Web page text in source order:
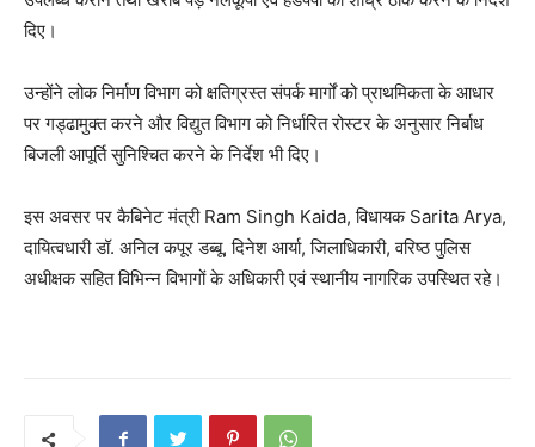
दिए।
उन्होंने लोक निर्माण विभाग को क्षतिग्रस्त संपर्क मार्गों को प्राथमिकता के आधार
पर गड्ढामुक्त करने और विद्युत विभाग को निर्धारित रोस्टर के अनुसार निर्बाध
बिजली आपूर्ति सुनिश्चित करने के निर्देश भी दिए।
इस अवसर पर कैबिनेट मंत्री Ram Singh Kaida, विधायक Sarita Arya,
दायित्वधारी डॉ. अनिल कपूर डब्बू, दिनेश आर्या, जिलाधिकारी, वरिष्ठ पुलिस
अधीक्षक सहित विभिन्न विभागों के अधिकारी एवं स्थानीय नागरिक उपस्थित रहे।